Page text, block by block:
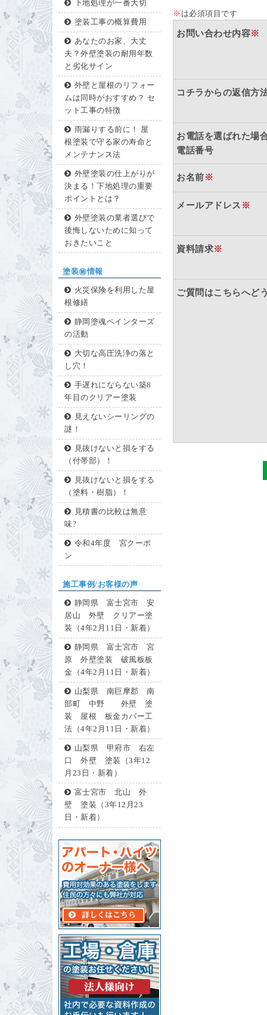
下地処理が一番大切
塗装工事の概算費用
あなたのお家、大丈
夫？外壁塗装の耐用年数
と劣化サイン
外壁と屋根のリフォー
ムは同時がおすすめ？ セ
ット工事の特徴
雨漏りする前に！ 屋
根塗装で守る家の寿命と
メンテナンス法
外壁塗装の仕上がりが
決まる！下地処理の重要
ポイントとは？
外壁塗装の業者選びで
後悔しないために知って
おきたいこと
塗装㊙情報
火災保険を利用した屋
根修繕
静岡塗魂ペインターズ
の活動
大切な高圧洗浄の落と
し穴！
手遅れにならない築8
年目のクリアー塗装
見えないシーリングの
謎！
見抜けないと損をする
（付帯部）！
見抜けないと損をする
（塗料・樹脂）！
見積書の比較は無意
味?
令和4年度 宮クーポ
ン
施工事例/お客様の声
静岡県 富士宮市 安
居山 外壁 クリアー塗
装（4年2月11日・新着）
静岡県 富士宮市 宮
原 外壁塗装 破風板板
金（4年2月11日・新着）
山梨県 南巨摩郡 南
部町 中野 外壁 塗
装 屋根 板金カバー工
法（4年2月11日・新着）
山梨県 甲府市 右左
口 外壁 塗装（3年12
月23日・新着）
富士宮市 北山 外
壁 塗装（3年12月23
日・新着）
※ は必須項目です
お問い合わせ内容※
コチラからの返信方
お電話を選ばれた場
電話番号
お名前※
メールアドレス ※
資料請求※
ご質問はこちらへど